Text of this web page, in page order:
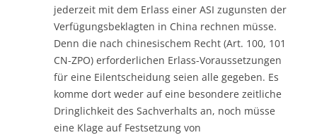
jederzeit mit dem Erlass einer ASI zugunsten der
Verfügungsbeklagten in China rechnen müsse.
Denn die nach chinesischem Recht (Art. 100, 101
CN-ZPO) erforderlichen Erlass-Voraussetzungen
für eine Eilentscheidung seien alle gegeben. Es
komme dort weder auf eine besondere zeitliche
Dringlichkeit des Sachverhalts an, noch müsse
eine Klage auf Festsetzung von